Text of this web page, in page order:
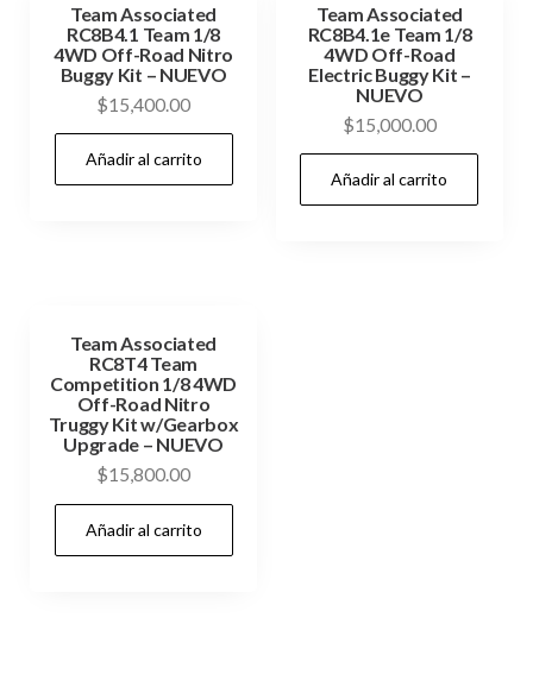
Team Associated
RC8B4.1 Team 1/8
4WD Off-Road Nitro
Buggy Kit – NUEVO
$15,400.00
Añadir al carrito
Team Associated
RC8B4.1e Team 1/8
4WD Off-Road
Electric Buggy Kit –
NUEVO
$15,000.00
Añadir al carrito
Team Associated
RC8T4 Team
Competition 1/8 4WD
Off-Road Nitro
Truggy Kit w/Gearbox
Upgrade – NUEVO
$15,800.00
Añadir al carrito